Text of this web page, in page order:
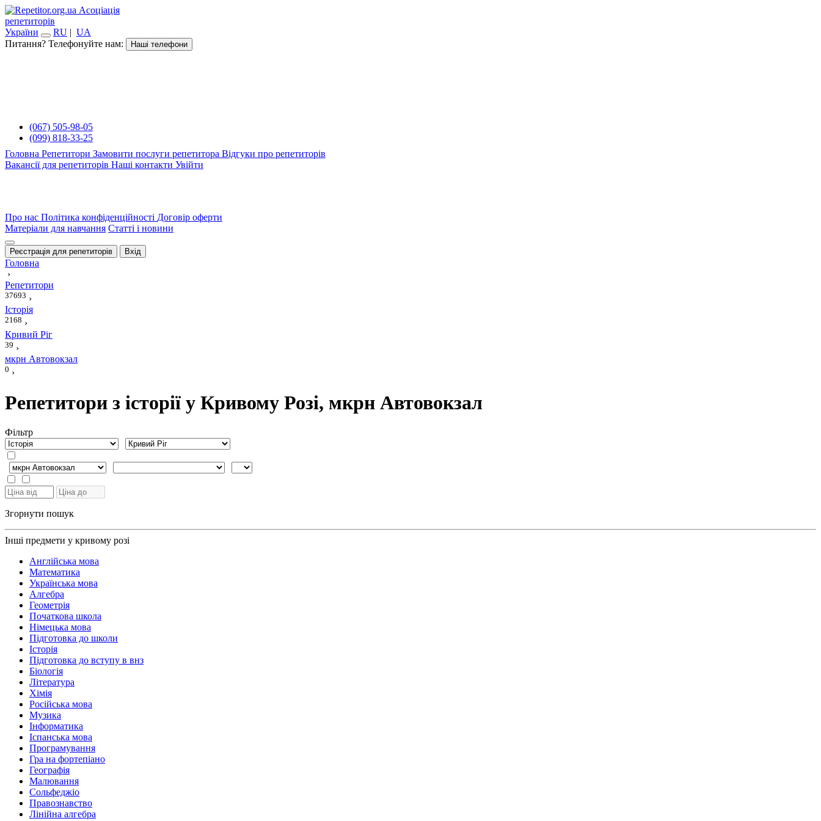
Асоціація
репетиторів
України
RU | UA
Питання? Телефонуйте нам:
Наші телефони
(067) 505-98-05
(099) 818-33-25
Головна Репетитори Замовити послуги репетитора Відгуки про репетиторів
Вакансії для репетиторів Наші контакти Увійти
Про нас Політика конфіденційності Договір оферти
Матеріали для навчання Статті і новини
Реєстрація для репетиторів Вхід
Головна
›
Репетитори
37693 ›
Історія
2168 ›
Кривий Ріг
39 ›
мкрн Автовокзал
0 ›
Репетитори з історії у Кривому Розі, мкрн Автовокзал
Фiльтр
Згорнути пошук
Інші предмети у кривому розі
Англійська мова
Математика
Українська мова
Алгебра
Геометрія
Початкова школа
Німецька мова
Підготовка до школи
Історія
Підготовка до вступу в внз
Біологія
Література
Хімія
Російська мова
Музика
Інформатика
Іспанська мова
Програмування
Гра на фортепіано
Географія
Малювання
Сольфеджіо
Правознавство
Лінійна алгебра